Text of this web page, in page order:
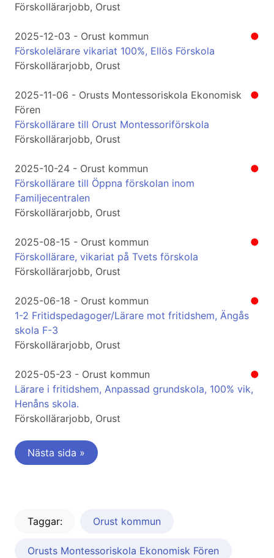
Förskollärarjobb, Orust
●
2025-12-03 - Orust kommun
Förskolelärare vikariat 100%, Ellös Förskola
Förskollärarjobb, Orust
●
2025-11-06 - Orusts Montessoriskola Ekonomisk
Fören
Förskollärare till Orust Montessoriförskola
Förskollärarjobb, Orust
●
2025-10-24 - Orust kommun
Förskollärare till Öppna förskolan inom
Familjecentralen
Förskollärarjobb, Orust
●
2025-08-15 - Orust kommun
Förskollärare, vikariat på Tvets förskola
Förskollärarjobb, Orust
●
2025-06-18 - Orust kommun
1-2 Fritidspedagoger/Lärare mot fritidshem, Ängås
skola F-3
Förskollärarjobb, Orust
●
2025-05-23 - Orust kommun
Lärare i fritidshem, Anpassad grundskola, 100% vik,
Henåns skola.
Förskollärarjobb, Orust
Nästa sida »
Taggar: Orust kommun
Orusts Montessoriskola Ekonomisk Fören